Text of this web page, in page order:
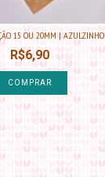
15 OU 20MM | AZULZINHO
R$6,90
COMPRAR